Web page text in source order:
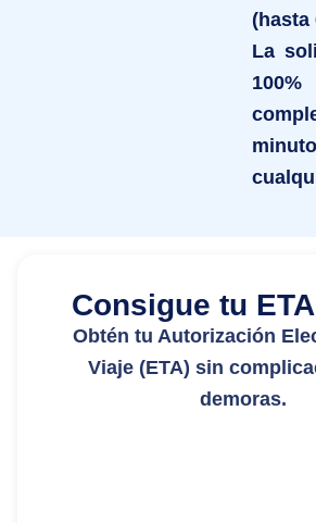
(hasta
La
Consigue tu
Obtén tu Autorización
Viaje (ETA) sin
demoras.